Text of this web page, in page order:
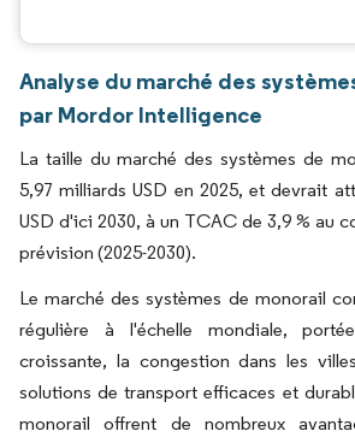
Analyse du marché des
par Mordor Intelligence
La taille du marché des systèmes de
5,97 milliards USD en 2025, et devrait
USD d'ici 2030, à un TCAC de 3,9 % au
prévision (2025-2030).
Le marché des systèmes de monorail
régulière à l'échelle mondiale,
croissante, la congestion dans les
solutions de transport efficaces et
monorail offrent de nombreux